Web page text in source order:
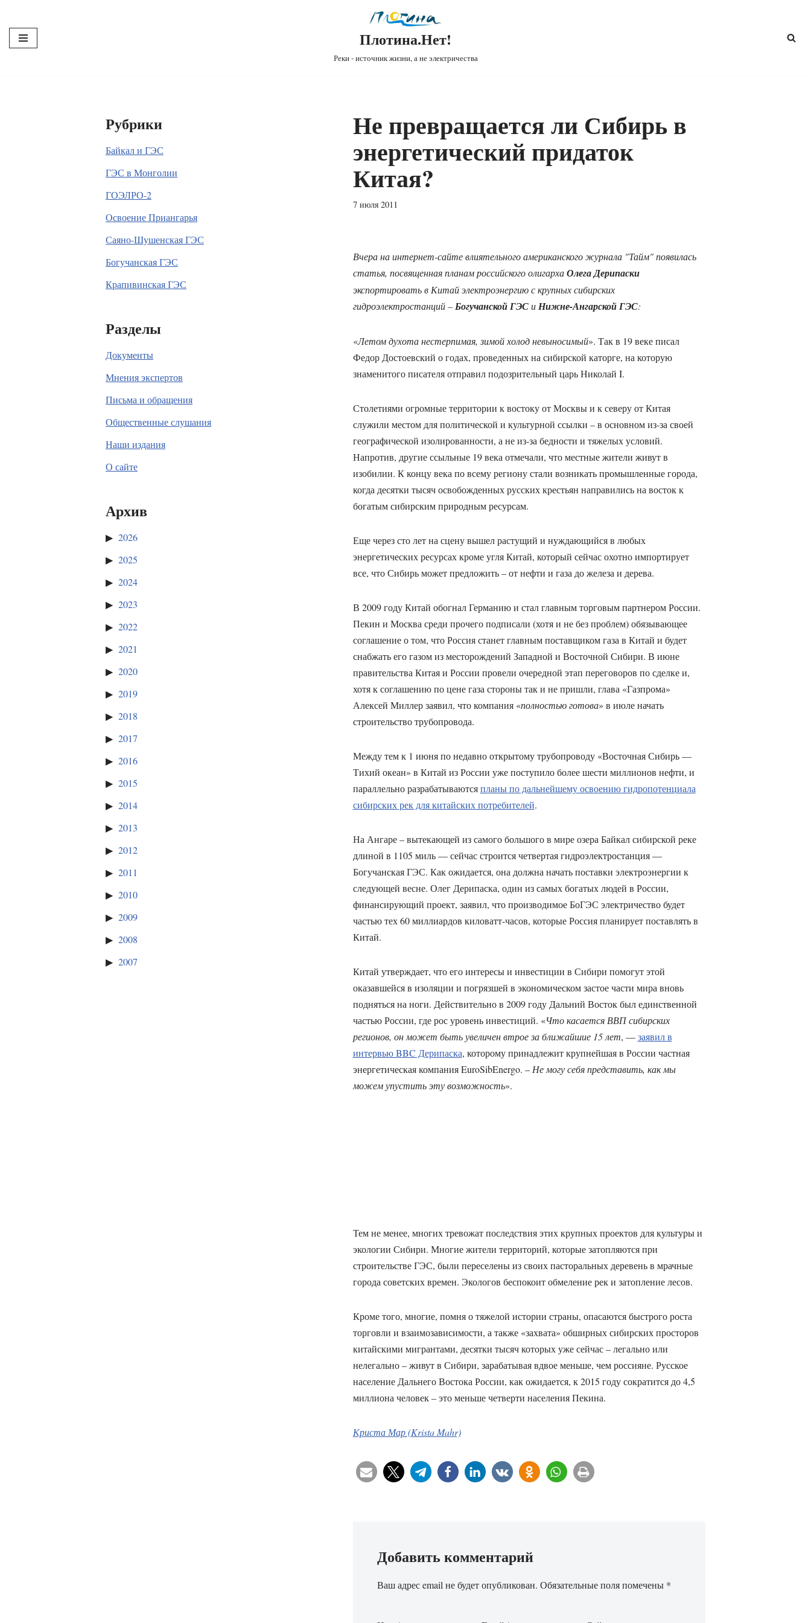
Перейти
к
Плотина.Нет!
Реки - источник жизни, а не электричества
Рубрики
Байкал и ГЭС
ГЭС в Монголии
ГОЭЛРО-2
Освоение Приангарья
Саяно-Шушенская ГЭС
Богучанская ГЭС
Крапивинская ГЭС
Разделы
Документы
Мнения экспертов
Письма и обращения
Общественные слушания
Наши издания
О сайте
Архив
2026
2025
2024
2023
2022
2021
2020
2019
2018
2017
2016
2015
2014
2013
2012
2011
2010
2009
2008
2007
Не превращается ли Сибирь в
энергетический придаток
Китая?
7 июля 2011
Вчера на интернет-сайте влиятельного американского журнала "Тайм" появилась
статья, посвященная планам российского олигархаОлега Дерипаски
экспортировать в Китай электроэнергию с крупных сибирских
гидроэлектростанций –Богучанской ГЭСиНижне-Ангарской ГЭС:
«Летом духота нестерпимая, зимой холод невыносимый». Так в 19 веке писал
Федор Достоевский о годах, проведенных на сибирской каторге, на которую
знаменитого писателя отправил подозрительный царь Николай I.
Столетиями огромные территории к востоку от Москвы и к северу от Китая
служили местом для политической и культурной ссылки – в основном из-за своей
географической изолированности, а не из-за бедности и тяжелых условий.
Напротив, другие ссыльные 19 века отмечали, что местные жители живут в
изобилии. К концу века по всему региону стали возникать промышленные города,
когда десятки тысяч освобожденных русских крестьян направились на восток к
богатым сибирским природным ресурсам.
Еще через сто лет на сцену вышел растущий и нуждающийся в любых
энергетических ресурсах кроме угля Китай, который сейчас охотно импортирует
все, что Сибирь может предложить – от нефти и газа до железа и дерева.
В 2009 году Китай обогнал Германию и стал главным торговым партнером России.
Пекин и Москва среди прочего подписали (хотя и не без проблем) обязывающее
соглашение о том, что Россия станет главным поставщиком газа в Китай и будет
снабжать его газом из месторождений Западной и Восточной Сибири. В июне
правительства Китая и России провели очередной этап переговоров по сделке и,
хотя к соглашению по цене газа стороны так и не пришли, глава «Газпрома»
Алексей Миллер заявил, что компания «полностью готова» в июле начать
строительство трубопровода.
Между тем к 1 июня по недавно открытому трубопроводу «Восточная Сибирь —
Тихий океан» в Китай из России уже поступило более шести миллионов нефти, и
параллельно разрабатываютсяпланы по дальнейшему освоению гидропотенциала
сибирских рек для китайских потребителей.
На Ангаре – вытекающей из самого большого в мире озера Байкал сибирской реке
длиной в 1105 миль — сейчас строится четвертая гидроэлектростанция —
Богучанская ГЭС. Как ожидается, она должна начать поставки электроэнергии к
следующей весне. Олег Дерипаска, один из самых богатых людей в России,
финансирующий проект, заявил, что производимое БоГЭС электричество будет
частью тех 60 миллиардов киловатт-часов, которые Россия планирует поставлять в
Китай.
Китай утверждает, что его интересы и инвестиции в Сибири помогут этой
оказавшейся в изоляции и погрязшей в экономическом застое части мира вновь
подняться на ноги. Действительно в 2009 году Дальний Восток был единственной
частью России, где рос уровень инвестиций. «Что касается ВВП сибирских
регионов, он может быть увеличен втрое за ближайшие 15 лет, —заявил в
интервью BBC Дерипаска, которому принадлежит крупнейшая в России частная
энергетическая компания EuroSibEnergo. –Не могу себя представить, как мы
можем упустить эту возможность».
Тем не менее, многих тревожат последствия этих крупных проектов для культуры и
экологии Сибири. Многие жители территорий, которые затопляются при
строительстве ГЭС, были переселены из своих пасторальных деревень в мрачные
города советских времен. Экологов беспокоит обмеление рек и затопление лесов.
Кроме того, многие, помня о тяжелой истории страны, опасаются быстрого роста
торговли и взаимозависимости, а также «захвата» обширных сибирских просторов
китайскими мигрантами, десятки тысяч которых уже сейчас – легально или
нелегально – живут в Сибири, зарабатывая вдвое меньше, чем россияне. Русское
население Дальнего Востока России, как ожидается, к 2015 году сократится до 4,5
миллиона человек – это меньше четверти населения Пекина.
Криста Мар (Krista Mahr)
Добавить комментарий
Ваш адрес email не будет опубликован. Обязательные поля помечены *